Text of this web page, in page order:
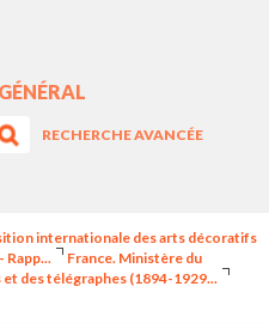
RECHERCHE AVANCÉE
internationale des arts décoratifs
Rapp...
France. Ministère du
des télégraphes (1894-1929...